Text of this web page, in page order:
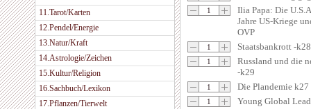
11.Tarot/Karten
12.Pendel/Energie
13.Natur/Kraft
14.Astrologie/Zeichen
15.Kultur/Religion
16.Sachbuch/Lexikon
17.Pflanzen/Tierwelt
Ilia Papa: Die
Jahre US-Kriege
OVP
Staatsbankrott -k28
Russland und die
-k29
Die Plandemie k27
Young Global